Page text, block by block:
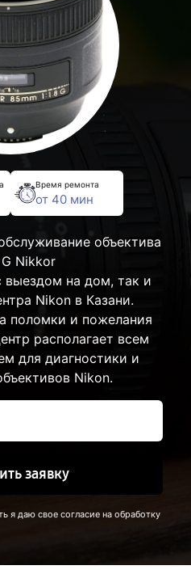
Время ремонта
от 40 мин
объектива
Nikkor
выездом на дом, так и
Nikon в Казани.
поломки и пожелания
располагает всем
для диагностики и
Nikon.
заявку
я даю свое согласие на обработку